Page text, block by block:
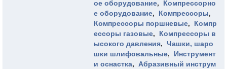
ое оборудование, Компрессорно
е оборудование, Компрессоры,
Компрессоры поршневые, Компр
ессоры газовые, Компрессоры в
ысокого давления, Чашки, шаро
шки шлифовальные, Инструмент
и оснастка, Абразивный инструм